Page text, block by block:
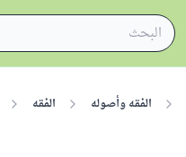
الفقه وأصوله الفقه